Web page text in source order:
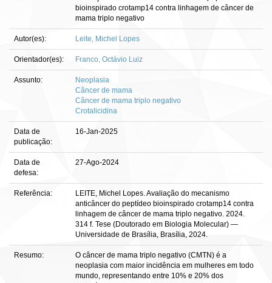
bioinspirado crotamp14 contra linhagem de câncer de
mama triplo negativo
Autor(es): Leite, Michel Lopes
Orientador(es): Franco, Octávio Luiz
Assunto:
Neoplasia
Câncer de mama
Câncer de mama triplo negativo
Crotalicidina
Data de
publicação:
16-Jan-2025
Data de
defesa:
27-Ago-2024
Referência:
LEITE, Michel Lopes. Avaliação do mecanismo
anticâncer do peptídeo bioinspirado crotamp14 contra
linhagem de câncer de mama triplo negativo. 2024.
314 f. Tese (Doutorado em Biologia Molecular) —
Universidade de Brasília, Brasília, 2024.
Resumo:
O câncer de mama triplo negativo (CMTN) é a
neoplasia com maior incidência em mulheres em todo
mundo, representando entre 10% e 20% dos